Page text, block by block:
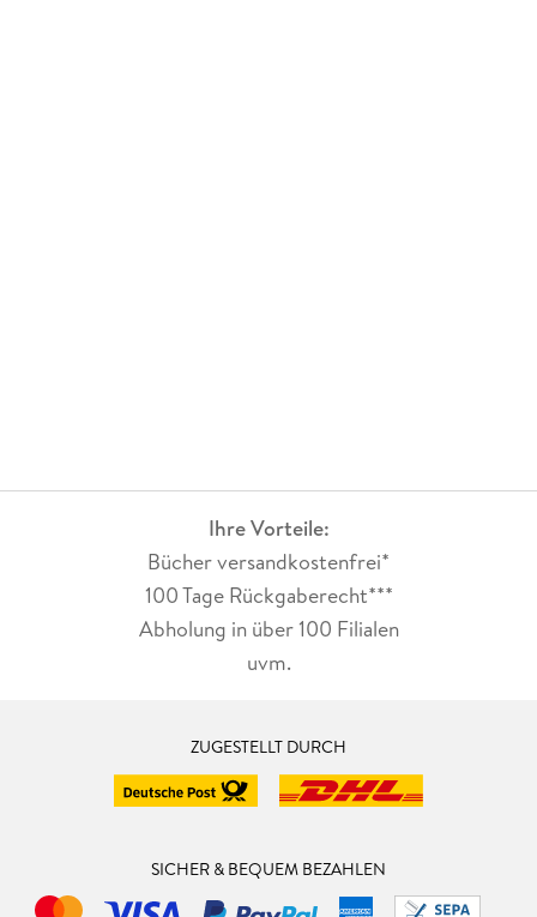
Ihre Vorteile:
Bücher versandkostenfrei*
100 Tage Rückgaberecht***
Abholung in über 100 Filialen
uvm.
ZUGESTELLT DURCH
SICHER & BEQUEM BEZAHLEN